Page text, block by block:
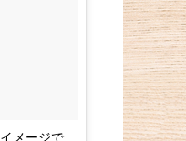
メージで